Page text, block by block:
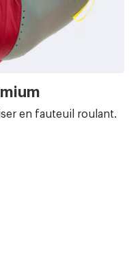
en fauteuil roulant.